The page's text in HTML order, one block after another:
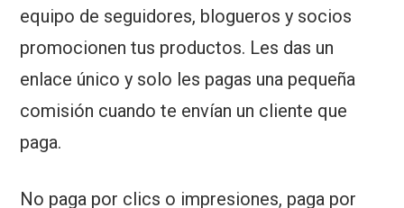
equipo de seguidores, blogueros y socios
promocionen tus productos. Les das un
enlace único y solo les pagas una pequeña
comisión cuando te envían un cliente que
paga.
No paga por clics o impresiones, paga por